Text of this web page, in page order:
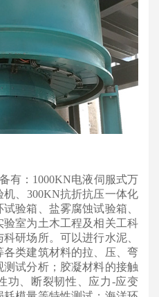
：1000KN电液伺服式万
、300KN抗折抗压一体化
验箱、盐雾腐蚀试验箱、
室为土木工程及相关工科
研场所。可以进行水泥、
类建筑材料的拉、压、弯
试分析；胶凝材料的接触
功、断裂韧性、应力-应变